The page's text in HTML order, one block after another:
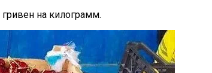
на килограмм.